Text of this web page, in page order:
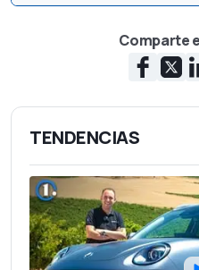
Anchura
Altura
Peso en vacío
Capacidad del
Comparte
TENDENCIAS